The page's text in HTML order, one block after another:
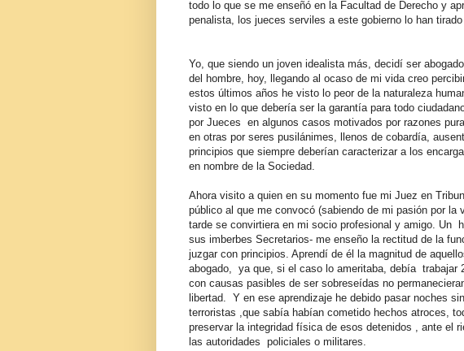
todo lo que se me enseñó en la Facultad de Derecho y
penalista, los jueces serviles a este gobierno lo han
Yo, que siendo un joven idealista más, decidí ser
del hombre, hoy, llegando al ocaso de mi vida creo
estos últimos años he visto lo peor de la naturaleza
visto en lo que debería ser la garantía para todo
por Jueces en algunos casos motivados por razones
en otras por seres pusilánimes, llenos de cobardía,
principios que siempre deberían caracterizar a los
en nombre de la Sociedad.
Ahora visito a quien en su momento fue mi Juez en
público al que me convocó (sabiendo de mi pasión por
tarde se convirtiera en mi socio profesional y amigo. Un
sus imberbes Secretarios- me enseño la rectitud de la
juzgar con principios. Aprendí de él la magnitud de
abogado, ya que, si el caso lo ameritaba, debía trabajar
con causas pasibles de ser sobreseídas no
libertad. Y en ese aprendizaje he debido pasar noches
terroristas ,que sabía habían cometido hechos atroces,
preservar la integridad física de esos detenidos , ante el
las autoridades policiales o militares.